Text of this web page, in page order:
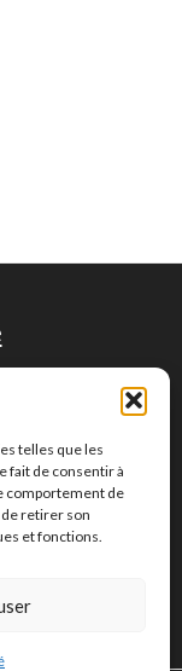
telles que les
fait de consentir à
comportement de
de retirer son
et fonctions.